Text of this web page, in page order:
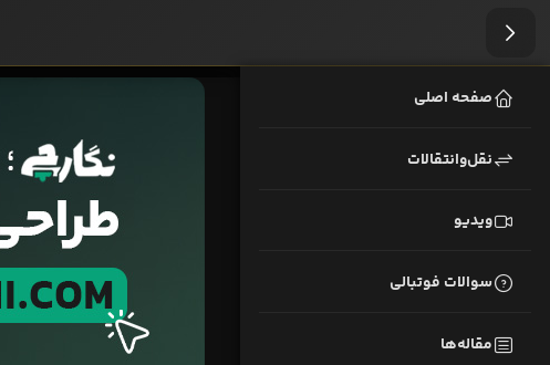
صفحه اصلی
نقل‌وانتقالات
ویدیو
سوالات فوتبالی
مقاله‌ها